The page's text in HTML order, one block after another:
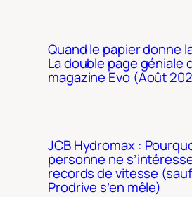
Quand le papier donne
La double page géniale
magazine Evo (Août
JCB Hydromax :
personne ne
records de vitesse
Prodrive s’en mêle)